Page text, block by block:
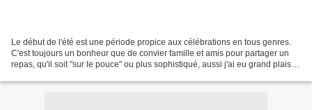
Le début de l'été est une période propice aux célébrations en tous genres.
C'est toujours un bonheur que de convier famille et amis pour partager un
repas, qu'il soit "sur le pouce" ou plus sophistiqué, aussi j'ai eu grand plaisir